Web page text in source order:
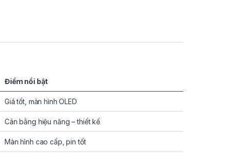
Điểm nổi bật
Giá tốt, màn hình OLED
Cân bằng hiệu năng – thiết kế
Màn hình cao cấp, pin tốt